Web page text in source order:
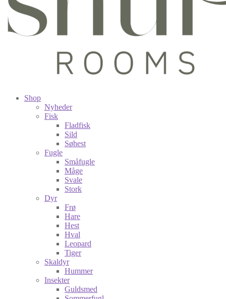
Shop
Nyheder
Fisk
Fladfisk
Sild
Søhest
Fugle
Småfugle
Måge
Svale
Stork
Dyr
Frø
Hare
Hest
Hval
Leopard
Tiger
Skaldyr
Hummer
Insekter
Guldsmed